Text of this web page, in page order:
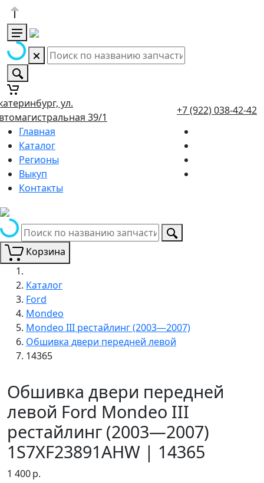
ул.
39/1
+7 (922) 038-42-42
Главная
Каталог
Регионы
Выкуп
Контакты
Корзина
Каталог
Ford
Mondeo
Mondeo III рестайлинг (2003—2007)
Обшивка двери передней левой
14365
Обшивка двери передней
левой Ford Mondeo III
рестайлинг (2003—2007)
1S7XF23891AHW | 14365
1 400р.